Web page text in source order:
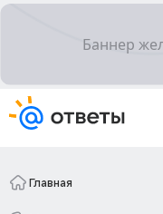
Главная